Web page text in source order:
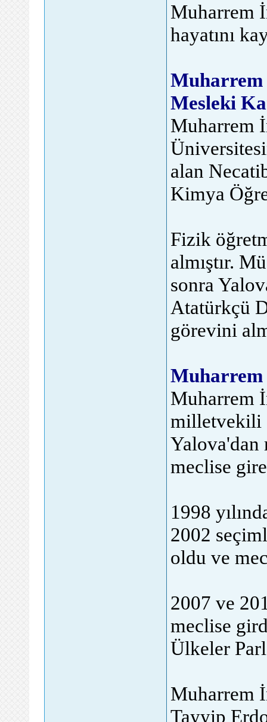
Muharrem
hayatını
Muharrem
Mesleki
Muharrem
alan
Kimya
Fizik
almıştır.
sonra
Atatürkçü
görevini
Muharrem
milletvekili
Yalova'dan
meclise
1998
2002
oldu ve
2007 ve
meclise
Ülkeler
Muharrem
Tayyip